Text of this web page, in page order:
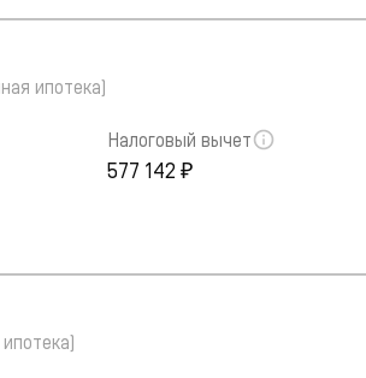
ипотека)
Налоговый вычет
577 142 ₽